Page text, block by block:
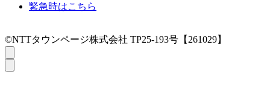
緊急時はこちら
©NTTタウンページ株式会社 TP25-193号【261029】